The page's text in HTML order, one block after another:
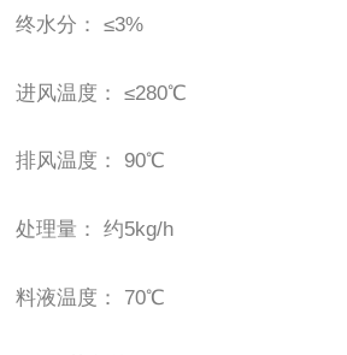
终水分： ≤3%
进风温度： ≤280℃
排风温度： 90℃
处理量： 约5kg/h
料液温度： 70℃